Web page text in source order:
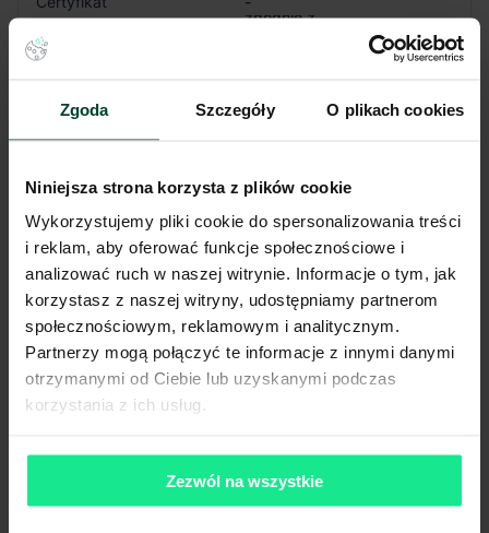
Zgoda Szczegóły O plikach cookies
Niniejsza strona korzysta z plików cookie
Wykorzystujemy pliki cookie do spersonalizowania treści
i reklam, aby oferować funkcje społecznościowe i
analizować ruch w naszej witrynie. Informacje o tym, jak
korzystasz z naszej witryny, udostępniamy partnerom
społecznościowym, reklamowym i analitycznym.
Partnerzy mogą połączyć te informacje z innymi danymi
otrzymanymi od Ciebie lub uzyskanymi podczas
korzystania z ich usług.
Zezwól na wszystkie
zgodnie z
zapotrzebowaniem
Wysokość składowania
Nośność posadzki
5 T/m²
Świetliki
Tak
Klapy dymowe
Tak
Tryskacze
Tak
Ogrzewanie
Brama wjazdowa z poziomu
0
Tak
Pokaż więcej
Stacja kolejowa
5 km